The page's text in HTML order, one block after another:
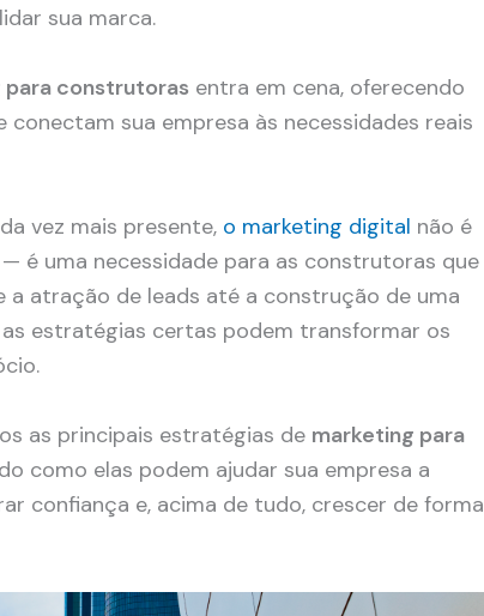
sua marca.
para construtoras entra em cena, oferecendo
sua empresa às necessidades reais
vez mais presente, o marketing digital não é
é uma necessidade para as construtoras que
a atração de leads até a construção de uma
estratégias certas podem transformar os
as principais estratégias de marketing para
como elas podem ajudar sua empresa a
confiança e, acima de tudo, crescer de forma